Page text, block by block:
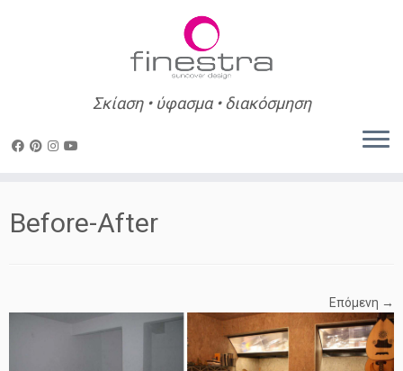
content
Σκίαση • ύφασμα • διακόσμηση
Before-After
Επόμενη →